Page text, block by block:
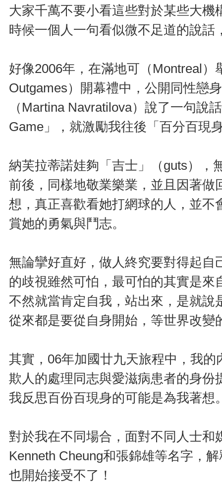
大家千萬不要小看這些對於某些大
時候一個人一句看似微不足道的說
好像2006年，在滿地可（Montreal
Outgames）開幕禮中，公開同性戀
（Martina Navratilova）說了一句說
Game」，就激勵我往後「百分百現
納芙拉蒂諾娃夠「吉士」（guts），
前後，同樣地敬業樂業，並且因著
想，真正喜歡看她打網球的人，並
賞她的勇氣與鬥志。
無論攣好直好，做人終究要對得起
的歧視雖然可怕，最可怕的其實是
不然就當肯定自我，站出來，是就
從來都是要從自身開始，等世界改變
其實，06年加國廿九天旅程中，我
欺人的處理同志與愛滋病患者的身
我反思百份百現身的可能是為我著想
對於我在不同場合，面對不同人士
Kenneth Cheung和張錦雄等名字，
也開始接受不了！